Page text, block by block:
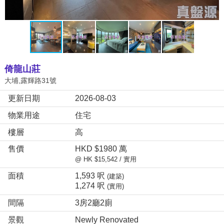
倚龍山莊
大埔,露輝路31號
更新日期
2026-08-03
物業用途
住宅
樓層
高
售價
HKD $1980 萬
@ HK $15,542 / 實用
面積 1,593 呎(建築)
1,274 呎(實用)
間隔
3房2廳2廁
景觀
Newly Renovated